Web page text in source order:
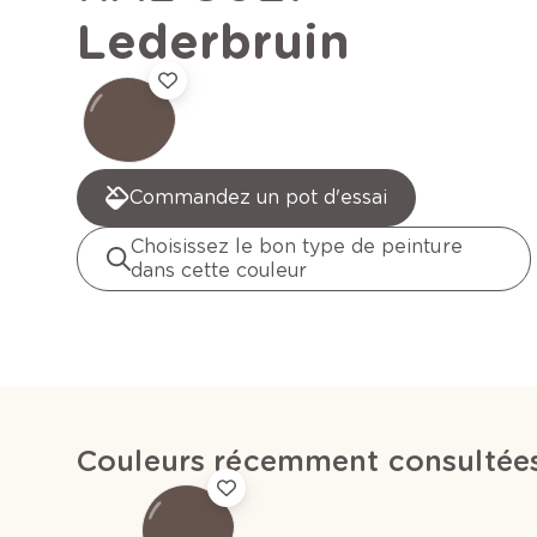
Lederbruin
Commandez un pot d'essai
Choisissez le bon type de peinture
dans cette couleur
Couleurs récemment